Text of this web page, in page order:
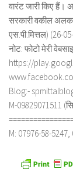
वारंट जारी किए हैं।
सरकारी वकील अलका
एस.पी.मित्तल) (26-
नोट: फोटो मेरी
https://
Blog:-
M-09829071511
M: 07976-58-